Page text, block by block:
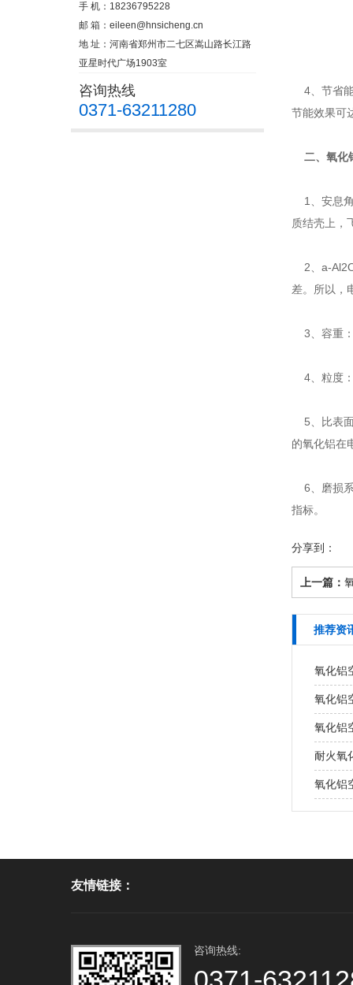
手 机：18236795228
邮 箱： eileen@hnsicheng.cn
地 址：河南省郑州市二七区嵩山路长江路
亚星时代广场1903室
咨询热线
0371-63211280
4、节省能
节能效果可
二、氧化
1、安息角
质结壳上，
2、a-
差。所以，
3、容重：
4、粒度：
5、比表面
的氧化铝在
6、磨损系
指标。
分享到：
上一篇：
推荐资
氧化铝
氧化铝
氧化铝
耐火氧
氧化铝
友情链接：
咨询热线: